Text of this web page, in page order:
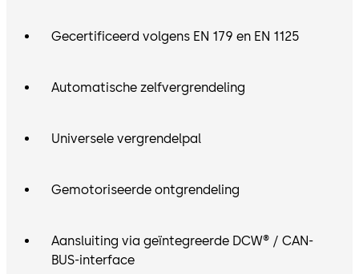
Gecertificeerd volgens EN 179 en EN 1125
Automatische zelfvergrendeling
Universele vergrendelpal
Gemotoriseerde ontgrendeling
Aansluiting via geïntegreerde DCW® / CAN-
BUS-interface